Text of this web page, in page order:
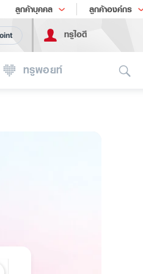
ลูกค้าบุคคล ลูกค้าองค์กร
เทรนด์เทคโนโลยี
ทรูไอดี
ทรูพอยท์